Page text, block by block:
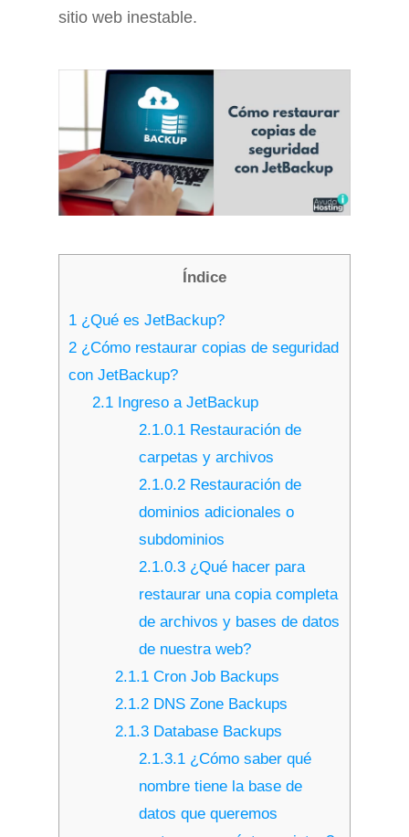
sitio web inestable.
Índice
1 ¿Qué es JetBackup?
2 ¿Cómo restaurar copias de seguridad
con JetBackup?
2.1Ingreso a JetBackup
2.1.0.1Restauración de
carpetas y archivos
2.1.0.2Restauración de
dominios adicionales o
subdominios
2.1.0.3¿Qué hacer para
restaurar una copia completa
de archivos y bases de datos
de nuestra web?
2.1.1 Cron Job Backups
2.1.2 DNS Zone Backups
2.1.3 Database Backups
2.1.3.1¿Cómo saber qué
nombre tiene la base de
datos que queremos